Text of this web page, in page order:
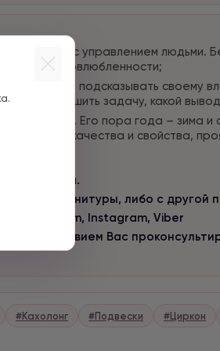
связана с управлением людьми.
и самовлюбленности;
будет подсказывать своему
как решить задачу, какой
спит. Его пора года – зима и
все свои качества и свойства,
запястья.
без фурнитуры, либо с другой
в Telegram, Instagram, Viber
удовольствием Вас
#Кахолонг #Подвески #Циркон